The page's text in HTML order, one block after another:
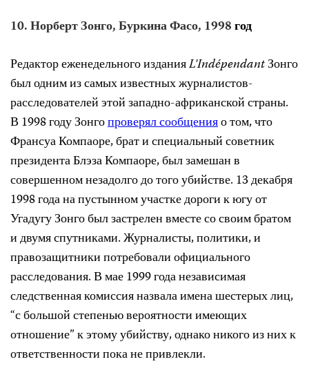
10. Норберт Зонго, Буркина Фасо, 1998год
Редактор еженедельного изданияL’IndépendantЗонго
был одним из самых известных журналистов-
расследователейэтой западно-африканской страны.
В 1998 году Зонгопроверял сообщенияо том, что
Франсуа Компаоре, брат и специальный советник
президента Блэза Компаоре, был замешан в
совершенном незадолго до того убийстве. 13 декабря
1998 года на пустынном участке дороги к югу от
Угадугу Зонго был застрелен вместе со своим братом
и двумя спутниками. Журналисты, политики,и
правозащитники потребовали официального
расследования. В мае 1999 года независимая
следственная комиссия назвала имена шестерых лиц,
“с большой степенью вероятности имеющих
отношение” к этому убийству, однако никого из них к
ответственности пока не привлекли.